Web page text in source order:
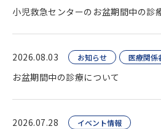
小児救急センターのお盆期間中の診
2026.08.03 お知らせ 医療関係
お盆期間中の診療について
2026.07.28 イベント情報